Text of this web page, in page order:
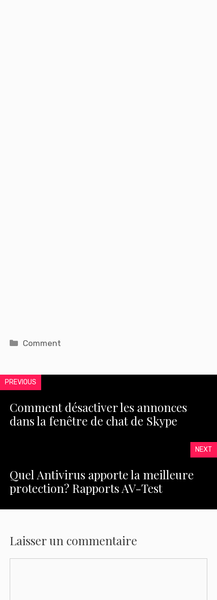
Catégories
Comment
PREVIOUS
Comment désactiver les annonces
dans la fenêtre de chat de Skype
NEXT
Quel Antivirus apporte la meilleure
protection? Rapports AV-Test
Laisser un commentaire